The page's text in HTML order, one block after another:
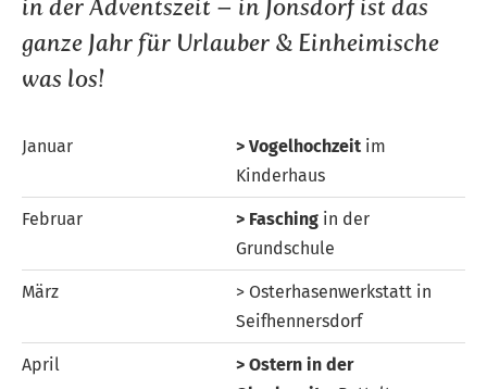
in der Adventszeit – in Jonsdorf ist das
ganze Jahr für Urlauber & Einheimische
was los!
Januar > Vogelhochzeit im
Kinderhaus
Februar > Fasching in der
Grundschule
März
> Osterhasenwerkstatt in
Seifhennersdorf
April
> Ostern in der